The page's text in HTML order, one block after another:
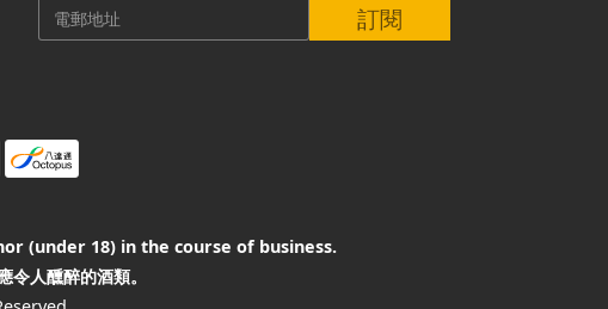
訂閱
(under 18) in the course of business.
人醺醉的酒類。